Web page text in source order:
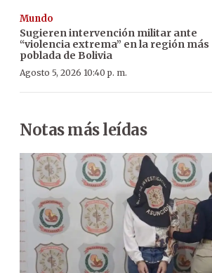
Mundo
Sugieren intervención militar ante
“violencia extrema” en la región más
poblada de Bolivia
Agosto 5, 2026 10:40 p. m.
Notas más leídas